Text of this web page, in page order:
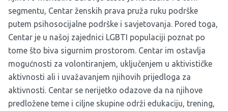
segmentu, Centar ženskih prava pruža ruku podrške
putem psihosocijalne podrške i savjetovanja. Pored toga,
Centar je u našoj zajednici LGBTI populaciji poznat po
tome što biva sigurnim prostorom. Centar im ostavlja
mogućnosti za volontiranjem, uključenjem u aktivističke
aktivnosti ali i uvažavanjem njihovih prijedloga za
aktivnosti. Centar se nerijetko odazove da na njihove
predložene teme i ciljne skupine održi edukaciju, trening,